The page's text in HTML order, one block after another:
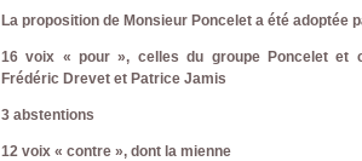
La proposition de Monsieur Poncelet a été adoptée
16 voix « pour », celles du groupe Poncelet et
Frédéric Drevet et Patrice Jamis
3 abstentions
12 voix « contre », dont la mienne